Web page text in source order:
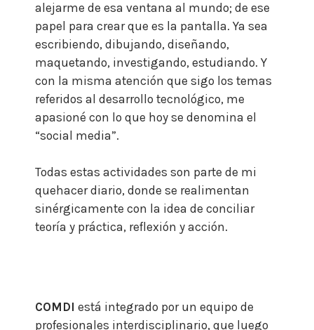
alejarme de esa ventana al mundo; de ese
papel para crear que es la pantalla. Ya sea
escribiendo, dibujando, diseñando,
maquetando, investigando, estudiando. Y
con la misma atención que sigo los temas
referidos al desarrollo tecnológico, me
apasioné con lo que hoy se denomina el
“social media”.
Todas estas actividades son parte de mi
quehacer diario, donde se realimentan
sinérgicamente con la idea de conciliar
teoría y práctica, reflexión y acción.
COMDI está integrado por un equipo de
profesionales interdisciplinario, que luego